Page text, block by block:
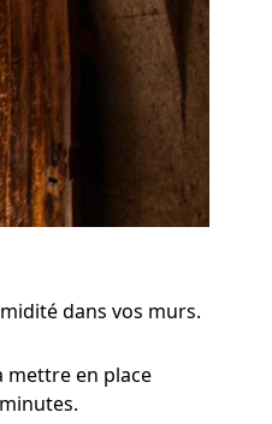
dans vos murs.
mettre en place